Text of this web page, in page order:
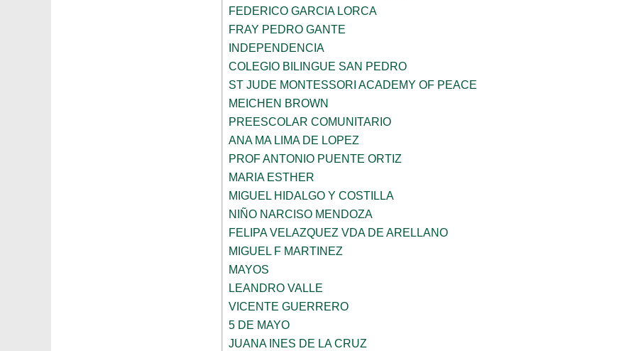
FEDERICO GARCIA LORCA
FRAY PEDRO GANTE
INDEPENDENCIA
COLEGIO BILINGUE SAN PEDRO
ST JUDE MONTESSORI ACADEMY OF PEACE
MEICHEN BROWN
PREESCOLAR COMUNITARIO
ANA MA LIMA DE LOPEZ
PROF ANTONIO PUENTE ORTIZ
MARIA ESTHER
MIGUEL HIDALGO Y COSTILLA
NIÑO NARCISO MENDOZA
FELIPA VELAZQUEZ VDA DE ARELLANO
MIGUEL F MARTINEZ
MAYOS
LEANDRO VALLE
VICENTE GUERRERO
5 DE MAYO
JUANA INES DE LA CRUZ